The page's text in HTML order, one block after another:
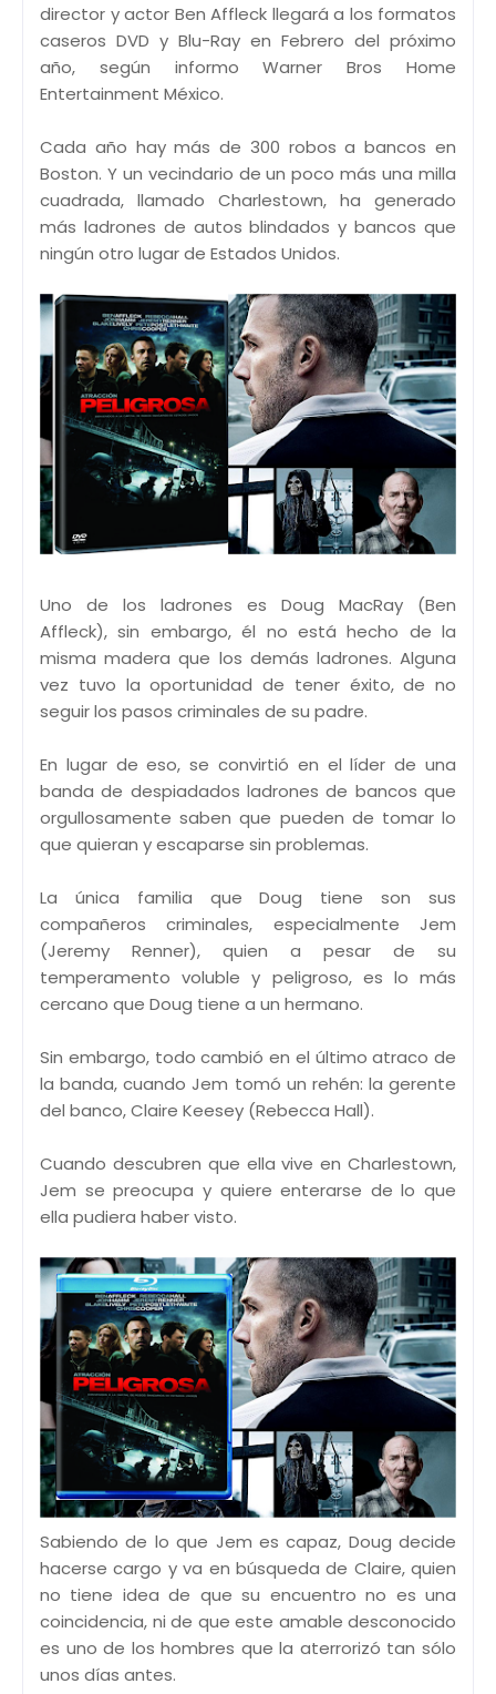
director y actor Ben Affleck llegará a los formatos
caseros DVD y Blu-Ray en Febrero del próximo
año, según informo Warner Bros Home
Entertainment México.
Cada año hay más de 300 robos a bancos en
Boston. Y un vecindario de un poco más una milla
cuadrada, llamado Charlestown, ha generado
más ladrones de autos blindados y bancos que
ningún otro lugar de Estados Unidos.
Uno de los ladrones es Doug MacRay (Ben
Affleck), sin embargo, él no está hecho de la
misma madera que los demás ladrones. Alguna
vez tuvo la oportunidad de tener éxito, de no
seguir los pasos criminales de su padre.
En lugar de eso, se convirtió en el líder de una
banda de despiadados ladrones de bancos que
orgullosamente saben que pueden de tomar lo
que quieran y escaparse sin problemas.
La única familia que Doug tiene son sus
compañeros criminales, especialmente Jem
(Jeremy Renner), quien a pesar de su
temperamento voluble y peligroso, es lo más
cercano que Doug tiene a un hermano.
Sin embargo, todo cambió en el último atraco de
la banda, cuando Jem tomó un rehén: la gerente
del banco, Claire Keesey (Rebecca Hall).
Cuando descubren que ella vive en Charlestown,
Jem se preocupa y quiere enterarse de lo que
ella pudiera haber visto.
Sabiendo de lo que Jem es capaz, Doug decide
hacerse cargo y va en búsqueda de Claire, quien
no tiene idea de que su encuentro no es una
coincidencia, ni de que este amable desconocido
es uno de los hombres que la aterrorizó tan sólo
unos días antes.